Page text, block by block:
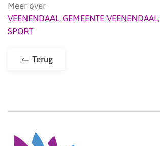
Meer over
VEENENDAAL, GEMEENTE VEENENDAAL,
SPORT
Terug